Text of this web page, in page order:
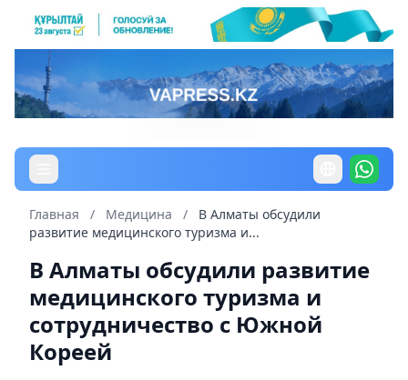
Главная / Медицина /
В Алматы обсудили
развитие медицинского туризма и...
В Алматы обсудили развитие
медицинского туризма и
сотрудничество с Южной
Кореей